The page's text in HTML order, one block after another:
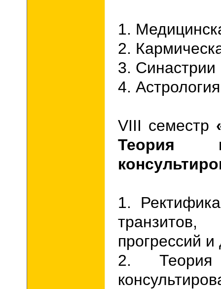
1.
2.
3. Синастрии
4.
VIII семестр
Теория
1.
прогрессий
2.